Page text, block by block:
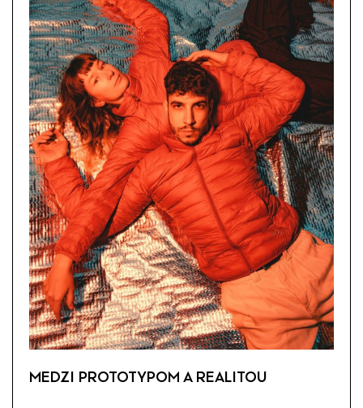
MEDZI PROTOTYPOM A REALITOU